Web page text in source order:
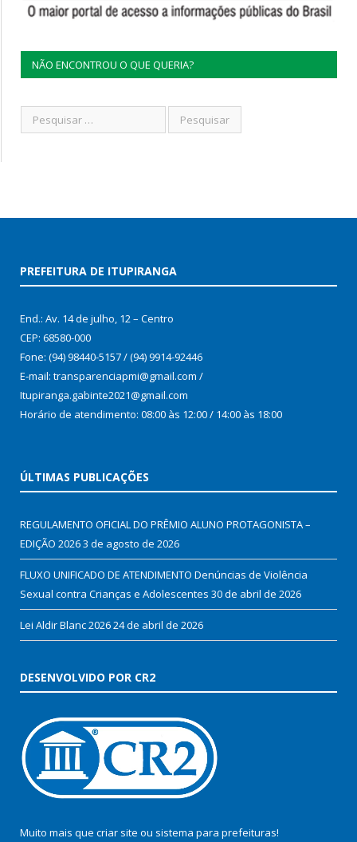
NÃO ENCONTROU O QUE QUERIA?
PREFEITURA DE ITUPIRANGA
End.: Av. 14 de julho, 12 – Centro
CEP: 68580-000
Fone: (94) 98440-5157 / (94) 9914-92446
E-mail: transparenciapmi@gmail.com /
Itupiranga.gabinte2021@gmail.com
Horário de atendimento: 08:00 às 12:00 / 14:00 às 18:00
ÚLTIMAS PUBLICAÇÕES
REGULAMENTO OFICIAL DO PRÊMIO ALUNO PROTAGONISTA –
EDIÇÃO 20263 de agosto de 2026
FLUXO UNIFICADO DE ATENDIMENTO Denúncias de Violência
Sexual contra Crianças e Adolescentes 30 de abril de 2026
Lei Aldir Blanc 202624 de abril de 2026
DESENVOLVIDO POR CR2
Muito mais que criar site ou sistema para prefeituras!